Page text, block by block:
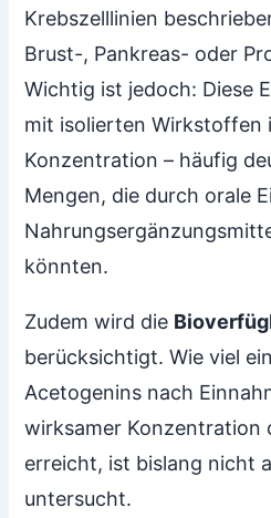
Krebszelllinien
Brust-, Pankreas- oder
Wichtig ist jedoch: Diese
mit isolierten Wirkstoffen
Konzentration – häufig
Mengen, die durch orale
könnten.
Zudem wird die
berücksichtigt. Wie viel
Acetogenins nach
wirksamer Konzentration
erreicht, ist bislang nicht
untersucht.